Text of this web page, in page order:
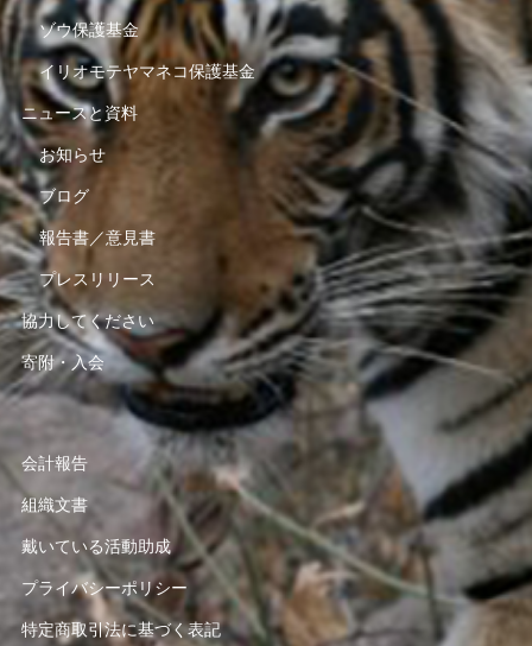
ゾウ保護基金
イリオモテヤマネコ保護基金
ニュースと資料
お知らせ
ブログ
報告書／意見書
プレスリリース
協力してください
寄附・入会
会計報告
組織文書
戴いている活動助成
プライバシーポリシー
特定商取引法に基づく表記